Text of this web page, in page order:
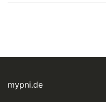
mypni.de